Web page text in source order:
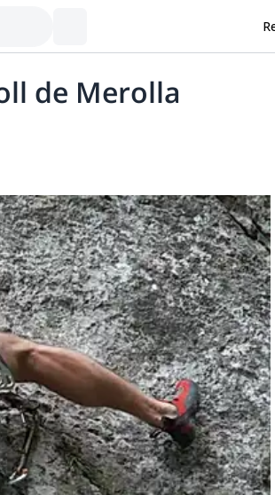
de Merolla